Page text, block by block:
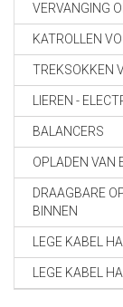
VERVANGING
KATROLLEN
TREKSOKKEN
LIEREN -
BALANCERS
OPLADEN VAN
DRAAGBARE
BINNEN
LEGE KABEL
LEGE KABEL